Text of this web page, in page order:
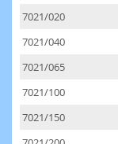
7021/020
7021/040
7021/065
7021/100
7021/150